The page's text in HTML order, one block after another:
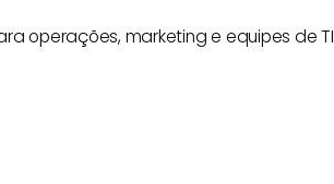
operações, marketing e equipes de